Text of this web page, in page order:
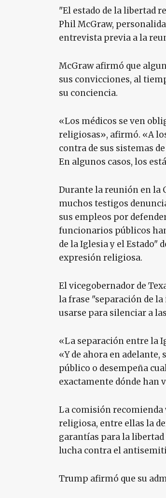
"El estado de la libertad
Phil McGraw,
entrevista previa a la
McGraw afirmó que
sus convicciones, al
su conciencia.
«Los médicos se ven
religiosas», afirmó. «A
contra de sus sistemas
En algunos casos, los
Durante la reunión en la
muchos testigos
sus empleos por
funcionarios públicos
de la Iglesia y el Estado"
expresión religiosa.
El vicegobernador de
la frase "separación de
usarse para silenciar a
«La separación entre la
«Y de ahora en
público o desempeña
exactamente dónde han
La comisión recomienda
religiosa, entre ellas la
garantías para la
lucha contra el
Trump afirmó que su